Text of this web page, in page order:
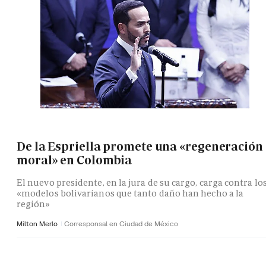
De la Espriella promete una «regeneración
moral» en Colombia
El nuevo presidente, en la jura de su cargo, carga contra
«modelos bolivarianos que tanto daño han hecho a la
región»
Milton Merlo Corresponsal en Ciudad de México